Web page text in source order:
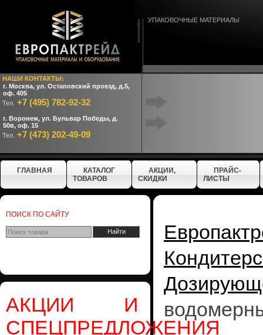
НАШИ КОНТАКТЫ:
г. Москва, ул. Остаповский проезд, д.5,
оф. 405
Тел. +7 (495) 782-92-32
г. Воронеж, ул. Бульвар Победы, д.
50в, оф. 15
Тел. +7 (473) 202-49-09
УПАКОВОЧНЫЕ МАТЕРИАЛЫ
ГЛАВНАЯ
КАТАЛОГ
ТОВАРОВ
АКЦИИ,
СКИДКИ
ПРАЙС-
ЛИСТЫ
ПОИСК ПО САЙТУ
АКЦИИ И
СПЕЦПРЕДЛОЖЕНИЯ